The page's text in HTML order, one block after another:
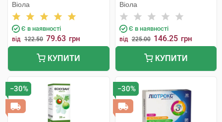
Віола
Є в наявності
від 122.50 79.63 грн
КУПИТИ
Віола
Є в наявності
від 225.00 146.25 грн
КУПИТИ
−30% −30%